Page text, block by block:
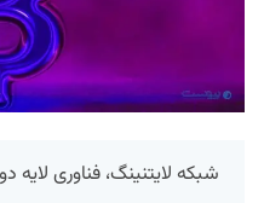
شبکه لایتنینگ، فناوری